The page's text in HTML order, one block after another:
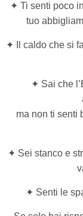
✦ Ti senti poco
tuo
✦ Il caldo che si
✦ Sai che
ma non ti senti
✦ Sei stanco e
✦ Senti le